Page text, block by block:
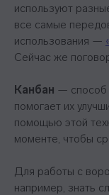
используют
все самые
использования —
Сейчас же
Канбан — способ
помогает их
помощью этой
моменте, чтобы
Для работы с
например, знать
Эйчары
на почту
поддержке Фонда